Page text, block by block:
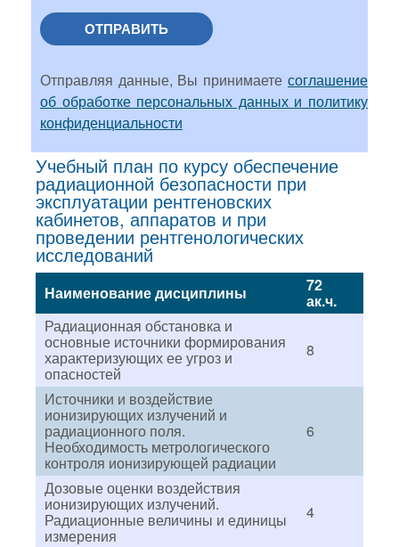
ОТПРАВИТЬ
Отправляя данные, Вы принимаете соглашение
об обработке персональных данных и политику
конфиденциальности
Учебный план по курсу обеспечение
радиационной безопасности при
эксплуатации рентгеновских
кабинетов, аппаратов и при
проведении рентгенологических
исследований
Наименование дисциплины 72
ак.ч.
Радиационная обстановка и
основные источники формирования
характеризующих ее угроз и
опасностей
8
Источники и воздействие
ионизирующих излучений и
радиационного поля.
Необходимость метрологического
контроля ионизирующей радиации
6
Дозовые оценки воздействия
ионизирующих излучений.
Радиационные величины и единицы
измерения
4